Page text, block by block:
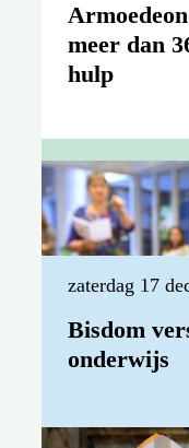
meer dan
hulp
zaterdag 17
Mgr. Van
van
zaterdag 17
Bisdom
onderwijs